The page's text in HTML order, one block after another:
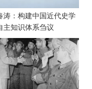
涛：构建中国近代史学
主知识体系刍议